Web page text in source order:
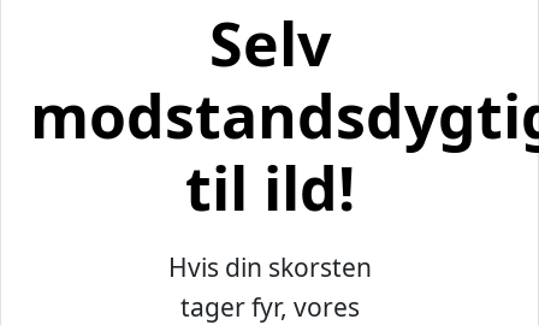
Selv
til ild!
Hvis din skorsten
tager fyr, vores